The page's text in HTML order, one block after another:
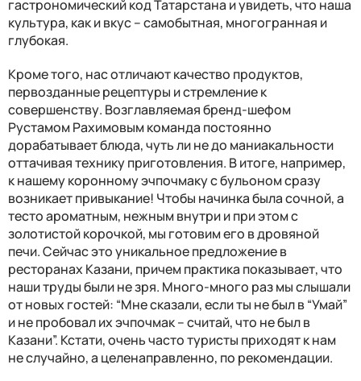
гастрономический код Татарстана и увидеть, что наша
культура, как и вкус – самобытная, многогранная и
глубокая.
Кроме того, нас отличают качество продуктов,
первозданные рецептуры и стремление к
совершенству. Возглавляемая бренд-шефом
Рустамом Рахимовым команда постоянно
дорабатывает блюда, чуть ли не до маниакальности
оттачивая технику приготовления. В итоге, например,
к нашему коронному эчпочмаку с бульоном сразу
возникает привыкание! Чтобы начинка была сочной, а
тесто ароматным, нежным внутри и при этом с
золотистой корочкой, мы готовим его в дровяной
печи. Сейчас это уникальное предложение в
ресторанах Казани, причем практика показывает, что
наши труды были не зря. Много-много раз мы слышали
от новых гостей: “Мне сказали, если ты не был в “Умай”
и не пробовал их эчпочмак – считай, что не был в
Казани”. Кстати, очень часто туристы приходят к нам
не случайно, а целенаправленно, по рекомендации.